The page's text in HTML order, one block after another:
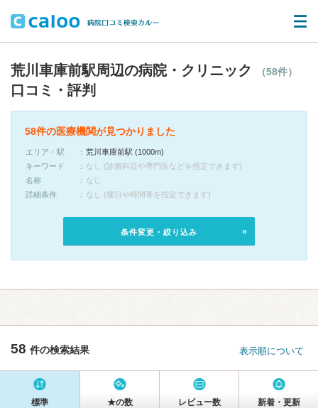
荒川車庫前駅周辺の病院・クリニック （58件）
口コミ・評判
58件の医療機関が見つかりました
エリア・駅
荒川車庫前駅 (1000m)
キーワード
なし (診療科目や専門医などを指定できます)
名称
なし
詳細条件
なし (曜日や時間帯を指定できます)
条件変更・絞り込み
58 件の検索結果 表示順について
標準 ★の数 レビュー数 新着・更新